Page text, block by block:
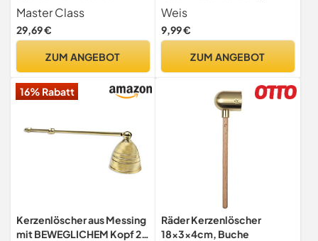
Tellerwärmer mit 2
Teelichtern, schwarz/grau
Master Class
29,69 €
ZUM ANGEBOT
Länge: 31,5cm, 16905
Weis
9,99 €
ZUM ANGEBOT
16% Rabatt
Kerzenlöscher aus Messing
mit BEWEGLICHEM Kopf 25
Räder Kerzenlöscher
18x3x4cm, Buche